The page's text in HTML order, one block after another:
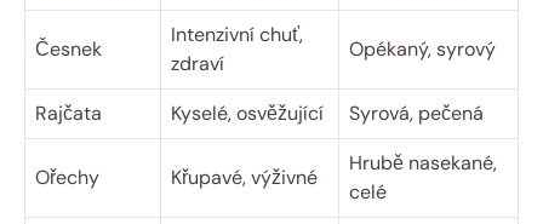
Česnek
Intenzivní chuť,
zdraví
Opékaný, syrový
Rajčata Kyselé, osvěžující Syrová, pečená
Ořechy Křupavé, výživné
Hrubě nasekané,
celé